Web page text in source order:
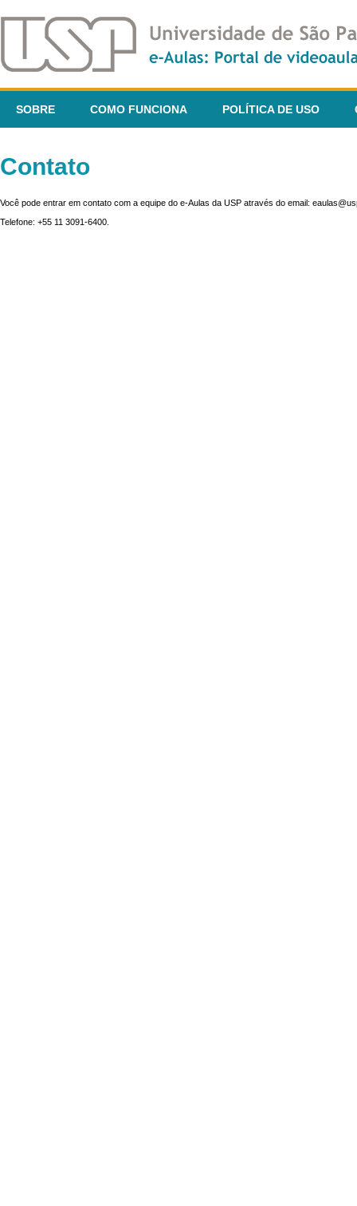
SOBRE COMO FUNCIONA POLÍTICA DE USO
Contato
Você pode entrar em contato com a equipe do e-Aulas da USP através do email:
Telefone: +55 11 3091-6400.